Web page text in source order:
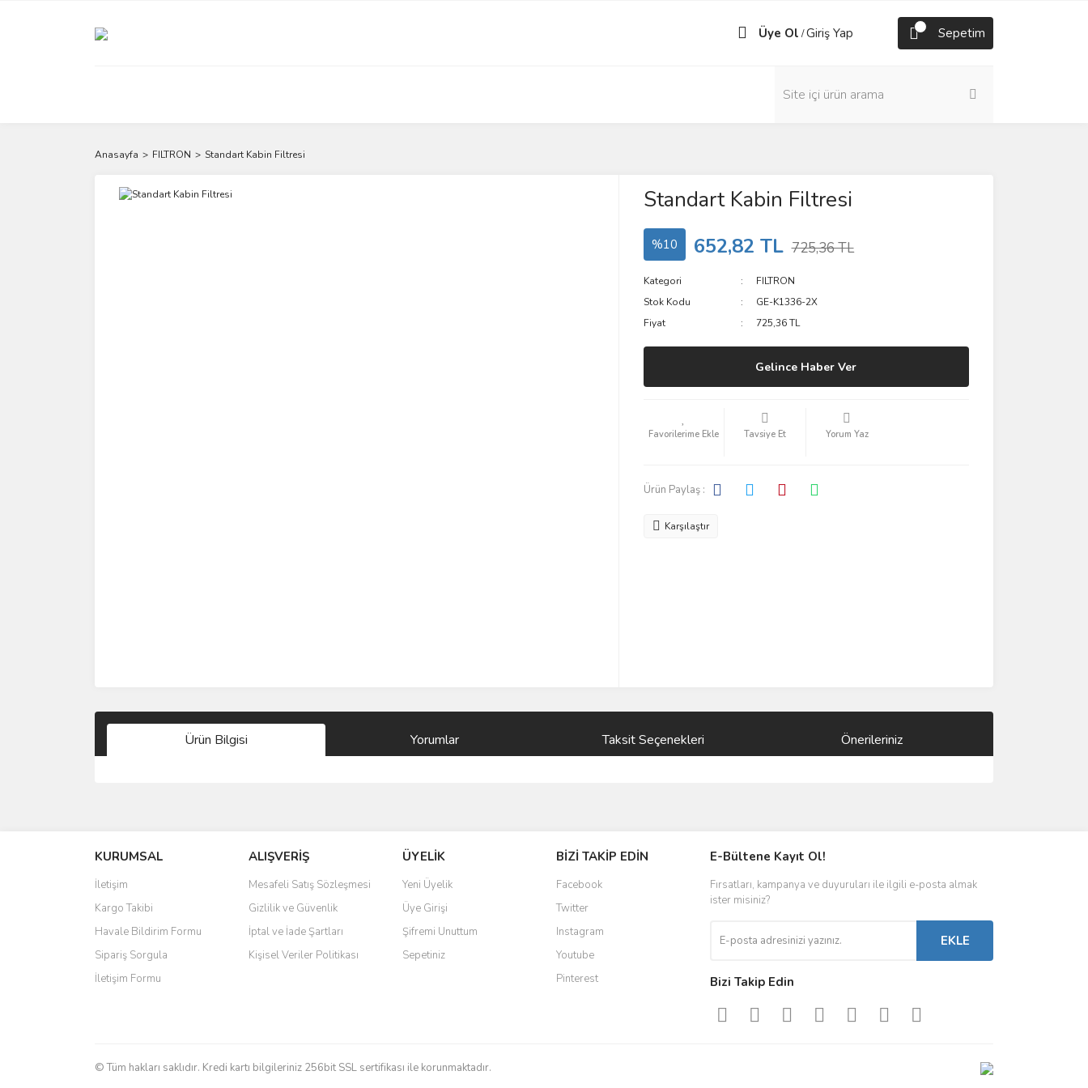
Üye Ol /Giriş Yap Sepetim
Anasayfa FILTRON Standart Kabin Filtresi
Standart Kabin Filtresi
%10 652,82 TL 725,36 TL
Kategori
FILTRON
Stok Kodu
GE-K1336-2X
Fiyat
725,36 TL
Gelince Haber Ver
Tavsiye Et Yorum Yaz
Ürün Paylaş :
Karşılaştır
Ürün Bilgisi Yorumlar Taksit Seçenekleri Önerileriniz
Ürün resmi kalitesiz, bozuk veya görüntülenemiyor.
Ürün açıklamasında eksik bilgiler bulunuyor.
Ürün bilgilerinde hatalar bulunuyor.
Ürün fiyatı diğer sitelerden daha pahalı.
Bu ürüne benzer farklı alternatifler olmalı.
KURUMSAL
İletişim
Kargo Takibi
Havale Bildirim Formu
Sipariş Sorgula
İletişim Formu
ALIŞVERİŞ
Mesafeli Satış Sözleşmesi
Gizlilik ve Güvenlik
İptal ve İade Şartları
Kişisel Veriler Politikası
ÜYELİK
Yeni Üyelik
Üye Girişi
Şifremi Unuttum
Sepetiniz
BİZİ TAKİP EDİN
Facebook
Twitter
Instagram
Youtube
Pinterest
E-Bültene Kayıt Ol!
Fırsatları, kampanya ve duyuruları ile ilgili e-posta almak
ister misiniz?
EKLE
Bizi Takip Edin
© Tüm hakları saklıdır. Kredi kartı bilgileriniz 256bit SSL sertifikası ile korunmaktadır.